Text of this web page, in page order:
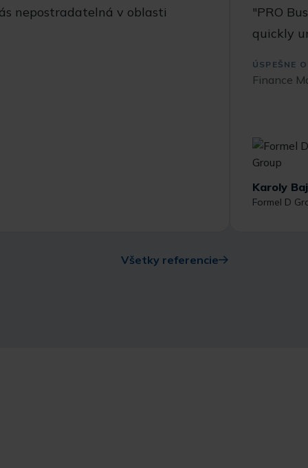
nepostradatelná v oblasti
"PRO
quickly
ÚSPEŠNE
Finance
Karoly
Formel D
Všetky referencie